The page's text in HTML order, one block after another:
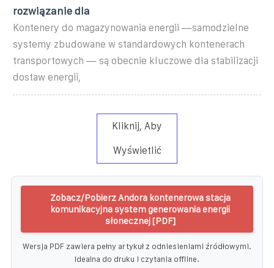
rozwiązanie dla
Kontenery do magazynowania energii —samodzielne
systemy zbudowane w standardowych kontenerach
transportowych — są obecnie kluczowe dla stabilizacji
dostaw energii,
Kliknij, Aby
Wyświetlić
Zobacz/Pobierz Andora kontenerowa stacja
komunikacyjna system generowania energii
słonecznej [PDF]
Wersja PDF zawiera pełny artykuł z odniesieniami źródłowymi.
Idealna do druku i czytania offline.